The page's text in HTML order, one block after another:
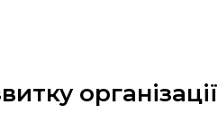
організації